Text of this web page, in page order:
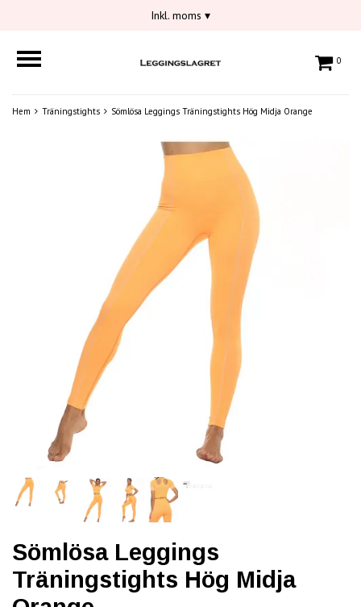
Inkl. moms ▾
0
Hem Träningstights Sömlösa Leggings Träningstights Hög Midja Orange
Sömlösa Leggings
Träningstights Hög Midja